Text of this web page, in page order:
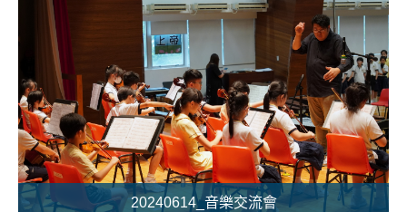
20240614_音樂交流會